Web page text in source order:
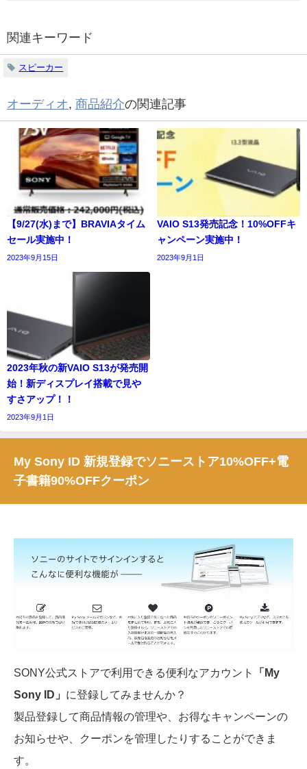
関連キーワード
スピーカー
オーディオ, 商品紹介の関連記事
【9/27(水)まで】BRAVIAタイム
セール実施中！
2023年9月15日
VAIO S13発売記念！10%OFFキ
ャンペーン実施中！
2023年9月1日
2023年秋の新VAIO S13が発売開
始！新ディスプレイ搭載で見や
すさアップ！！
2023年9月1日
My Sony ID 新規登録でソニーストア10%OFF+電
子書籍90%OFFクーポン
SONY公式ストアで利用できる便利なアカウント
「My
Sony ID」 に登録してみませんか？
製品登録して商品情報の管理や、お得なキャンペーンの
お知らせや、クーポンを管理したりすることができま
す。